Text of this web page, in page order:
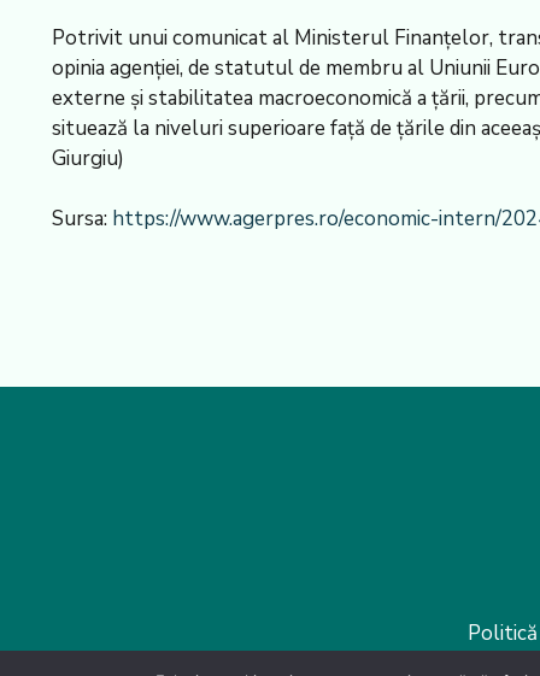
Potrivit unui comunicat al Ministerul Finanţelor,
opinia agenţiei, de statutul de membru al Uniunii
externe şi stabilitatea macroeconomică a ţării,
situează la niveluri superioare faţă de ţările din
Giurgiu)
Sursa: https://www.agerpres.ro/economic-intern/